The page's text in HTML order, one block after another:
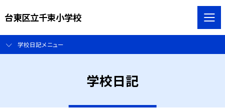
台東区立千束小学校
学校日記メニュー
学校日記